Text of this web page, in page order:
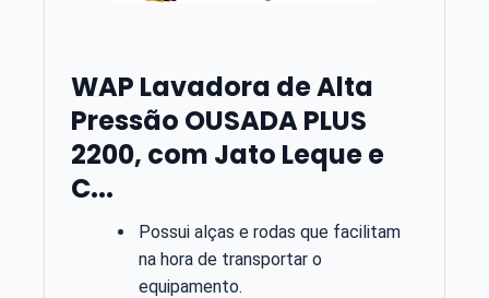
WAP Lavadora de Alta
Pressão OUSADA PLUS
2200, com Jato Leque e
C...
Possui alças e rodas que facilitam
na hora de transportar o
equipamento.